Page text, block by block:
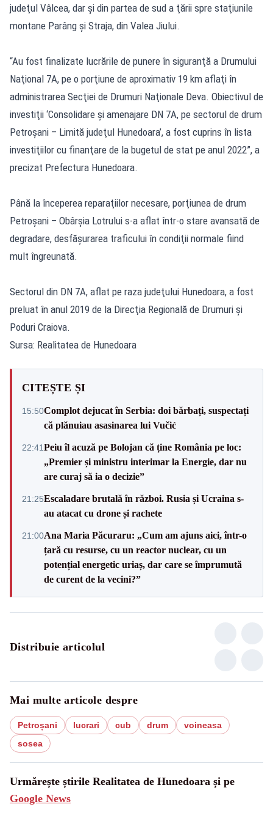
judeţul Vâlcea, dar şi din partea de sud a ţării spre staţiunile
montane Parâng şi Straja, din Valea Jiului.
“Au fost finalizate lucrările de punere în siguranţă a Drumului
Naţional 7A, pe o porţiune de aproximativ 19 km aflaţi în
administrarea Secţiei de Drumuri Naţionale Deva. Obiectivul de
investiţii ‘Consolidare şi amenajare DN 7A, pe sectorul de drum
Petroşani – Limită judeţul Hunedoara’, a fost cuprins în lista
investiţiilor cu finanţare de la bugetul de stat pe anul 2022”, a
precizat Prefectura Hunedoara.
Până la începerea reparaţiilor necesare, porţiunea de drum
Petroşani – Obârşia Lotrului s-a aflat într-o stare avansată de
degradare, desfăşurarea traficului în condiţii normale fiind
mult îngreunată.
Sectorul din DN 7A, aflat pe raza judeţului Hunedoara, a fost
preluat în anul 2019 de la Direcţia Regională de Drumuri şi
Poduri Craiova.
Sursa: Realitatea de Hunedoara
CITEȘTE ȘI
15:50Complot dejucat în Serbia: doi bărbați, suspectați
că plănuiau asasinarea lui Vučić
22:41Peiu îl acuză pe Bolojan că ține România pe loc:
„Premier și ministru interimar la Energie, dar nu
are curaj să ia o decizie”
21:25Escaladare brutală în război. Rusia și Ucraina s-
au atacat cu drone și rachete
21:00Ana Maria Păcuraru: „Cum am ajuns aici, într-o
țară cu resurse, cu un reactor nuclear, cu un
potențial energetic uriaș, dar care se împrumută
de curent de la vecini?”
Distribuie articolul
Mai multe articole despre
Petroșani lucrari cub drum
voineasa
sosea
Urmărește știrile Realitatea de Hunedoara și pe
Google News